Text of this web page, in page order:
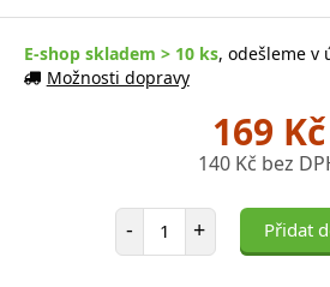
E-shop skladem > 10 ks, odešleme v
Možnosti dopravy
169 Kč
140 Kč bez
- Počet položek
+ Přidat